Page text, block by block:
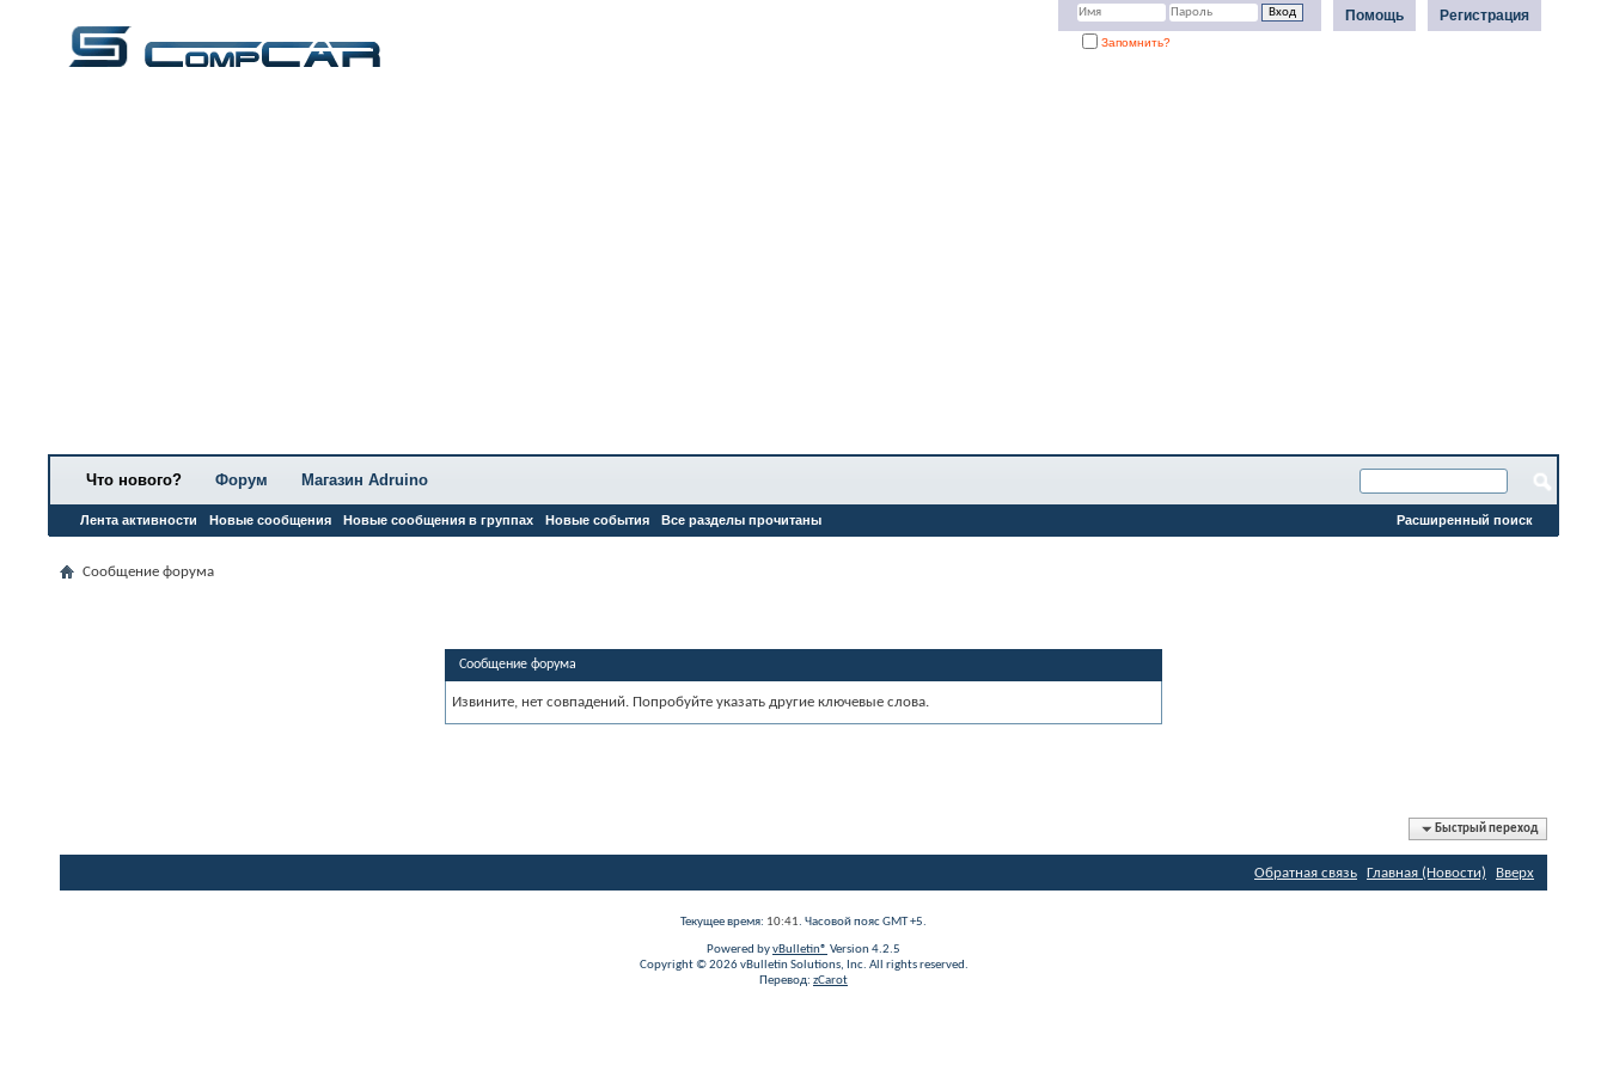
Регистрация
Помощь
Запомнить?
Что нового?
Лента активности Новые сообщения Новые сообщения в группах Новые события Все разделы прочитаны
Форум Магазин Adruino
Расширенный поиск
Сообщение форума
Сообщение форума
Извините, нет совпадений. Попробуйте указать другие ключевые слова.
Быстрый переход
Обратная связь Главная (Новости) Вверх
Текущее время: 10:41. Часовой пояс GMT +5.
Powered byvBulletin® Version 4.2.5
Copyright © 2026 vBulletin Solutions, Inc. All rights reserved.
Перевод: zCarot